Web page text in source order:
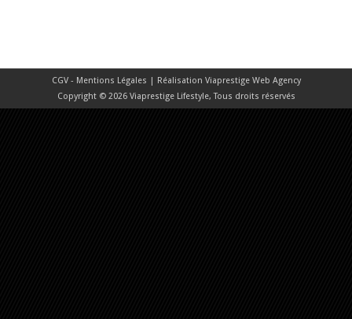
CGV - Mentions Légales | Réalisation Viaprestige Web Agency
Copyright © 2026 Viaprestige Lifestyle, Tous droits réservés